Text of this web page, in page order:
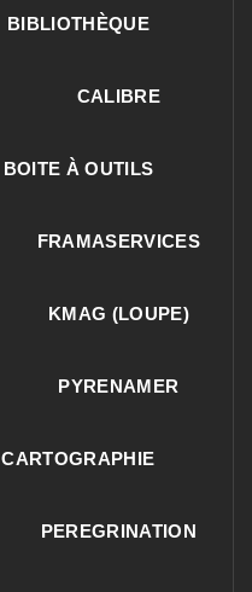
BIBLIOTHÈQUE
CALIBRE
BOITE À OUTILS
FRAMASERVICES
KMAG (LOUPE)
PYRENAMER
CARTOGRAPHIE
PEREGRINATION